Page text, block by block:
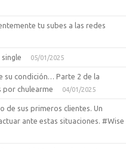
tu subes a las redes
05/01/2025
su condición… Parte 2 de la
por chulearme
04/01/2025
de sus primeros clientes. Un
ante estas situaciones. #Wise